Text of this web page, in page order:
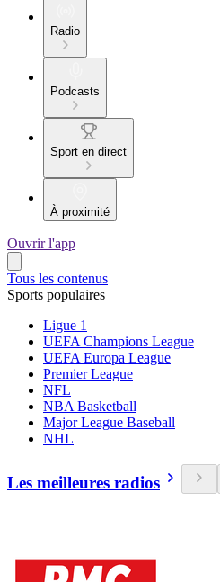
Radio
Podcasts
Sport en direct
À proximité
Ouvrir l'app
Tous les contenus
Sports populaires
Ligue 1
UEFA Champions League
UEFA Europa League
Premier League
NFL
NBA Basketball
Major League Baseball
NHL
Les meilleures radios